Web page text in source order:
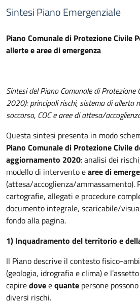
Sintesi Piano Emergenziale
Piano Comunale di Protezione Civile
allerte e aree di emergenza
Sintesi del Piano Comunale di Protezione
2020): principali rischi, sistema di allerta
soccorso, COC e aree di attesa/
Questa sintesi presenta in modo
Piano Comunale di Protezione Civile
aggiornamento 2020: analisi dei
modello di intervento earee di
(attesa/accoglienza/ammassamento).
cartografie, allegati e procedure
documento integrale, scaricabile/
fondo alla pagina.
1) Inquadramento del territorio e
Il Piano descrive il contesto fisico-
(geologia, idrografia e clima) e
capiredoveequante persone
diversi rischi.